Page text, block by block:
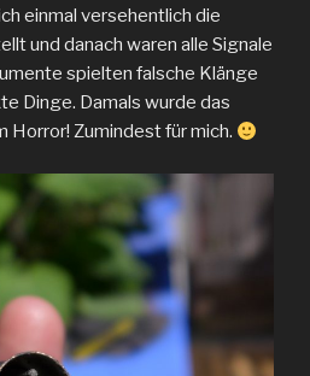
einmal versehentlich die
und danach waren alle Signale
spielten falsche Klänge
Dinge. Damals wurde das
Horror! Zumindest für mich.